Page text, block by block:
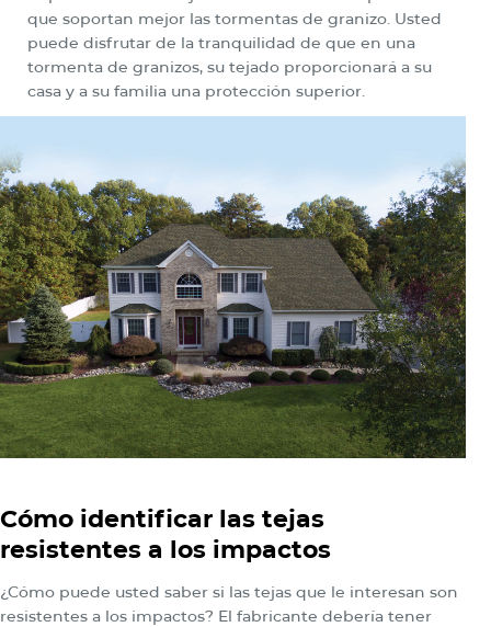
que soportan mejor las tormentas de granizo. Usted
puede disfrutar de la tranquilidad de que en una
tormenta de granizos, su tejado proporcionará a su
casa y a su familia una protección superior.
Cómo identificar las tejas
resistentes a los impactos
¿Cómo puede usted saber si las tejas que le interesan son
resistentes a los impactos? El fabricante debería tener